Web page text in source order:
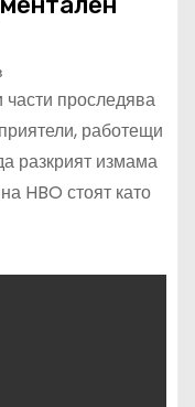
проследява
работещи
разкрият измама
HBO стоят като